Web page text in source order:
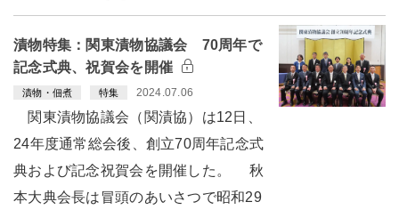
漬物特集：関東漬物協議会 70周年で
記念式典、祝賀会を開催
漬物・佃煮 特集 2024.07.06
関東漬物協議会（関漬協）は12日、
24年度通常総会後、創立70周年記念式
典および記念祝賀会を開催した。 秋
本大典会長は冒頭のあいさつで昭和29